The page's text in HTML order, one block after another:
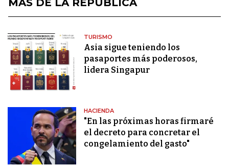
MÁS DE LA REPÚBLICA
TURISMO
Asia sigue teniendo los
pasaportes más poderosos,
lidera Singapur
HACIENDA
"En las próximas horas firmaré
el decreto para concretar el
congelamiento del gasto"